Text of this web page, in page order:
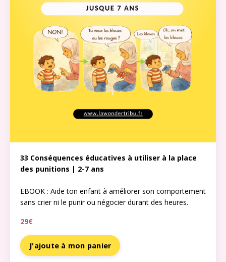
33 Conséquences éducatives à utiliser à la place
des punitions | 2-7 ans
EBOOK : Aide ton enfant à améliorer son comportement
sans crier ni le punir ou négocier durant des heures.
29€
J'ajoute à mon panier